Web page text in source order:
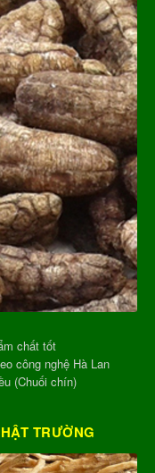
chất tốt
công nghệ Hà Lan
(Chuối chín)
TRƯỜNG